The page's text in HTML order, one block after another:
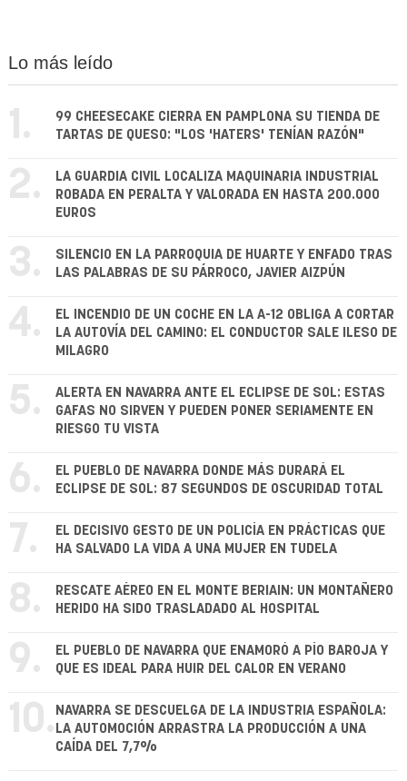
Lo más leído
1.
99 CHEESECAKE CIERRA EN PAMPLONA SU TIENDA DE
TARTAS DE QUESO: "LOS 'HATERS' TENÍAN RAZÓN"
2.
LA GUARDIA CIVIL LOCALIZA MAQUINARIA INDUSTRIAL
ROBADA EN PERALTA Y VALORADA EN HASTA 200.000
EUROS
3.
SILENCIO EN LA PARROQUIA DE HUARTE Y ENFADO TRAS
LAS PALABRAS DE SU PÁRROCO, JAVIER AIZPÚN
4.
EL INCENDIO DE UN COCHE EN LA A-12 OBLIGA A CORTAR
LA AUTOVÍA DEL CAMINO: EL CONDUCTOR SALE ILESO DE
MILAGRO
5.
ALERTA EN NAVARRA ANTE EL ECLIPSE DE SOL: ESTAS
GAFAS NO SIRVEN Y PUEDEN PONER SERIAMENTE EN
RIESGO TU VISTA
6.
EL PUEBLO DE NAVARRA DONDE MÁS DURARÁ EL
ECLIPSE DE SOL: 87 SEGUNDOS DE OSCURIDAD TOTAL
7.
EL DECISIVO GESTO DE UN POLICÍA EN PRÁCTICAS QUE
HA SALVADO LA VIDA A UNA MUJER EN TUDELA
8.
RESCATE AÉREO EN EL MONTE BERIAIN: UN MONTAÑERO
HERIDO HA SIDO TRASLADADO AL HOSPITAL
9.
EL PUEBLO DE NAVARRA QUE ENAMORÓ A PÍO BAROJA Y
QUE ES IDEAL PARA HUIR DEL CALOR EN VERANO
10. NAVARRA SE DESCUELGA DE LA INDUSTRIA ESPAÑOLA:
LA AUTOMOCIÓN ARRASTRA LA PRODUCCIÓN A UNA
CAÍDA DEL 7,7%